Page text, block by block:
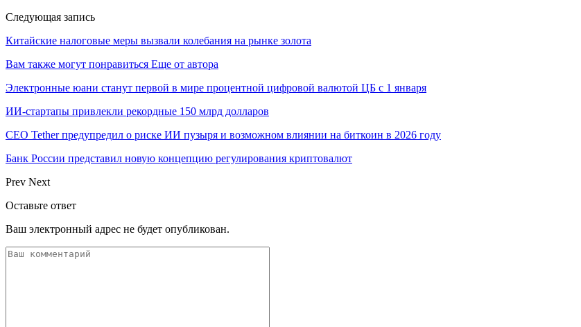
Следующая запись
Китайские налоговые меры вызвали колебания на рынке золота
Вам также могут понравиться Еще от автора
Электронные юани станут первой в мире процентной цифровой валютой ЦБ с 1 января
ИИ-стартапы привлекли рекордные 150 млрд долларов
CEO Tether предупредил о риске ИИ пузыря и возможном влиянии на биткоин в 2026 году
Банк России представил новую концепцию регулирования криптовалют
Prev Next
Оставьте ответ
Ваш электронный адрес не будет опубликован.